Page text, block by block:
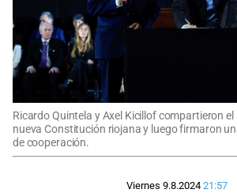
Ricardo Quintela y Axel Kicillof compartieron el
nueva Constitución riojana y luego firmaron
de cooperación.
Viernes 9.8.2024 21:57